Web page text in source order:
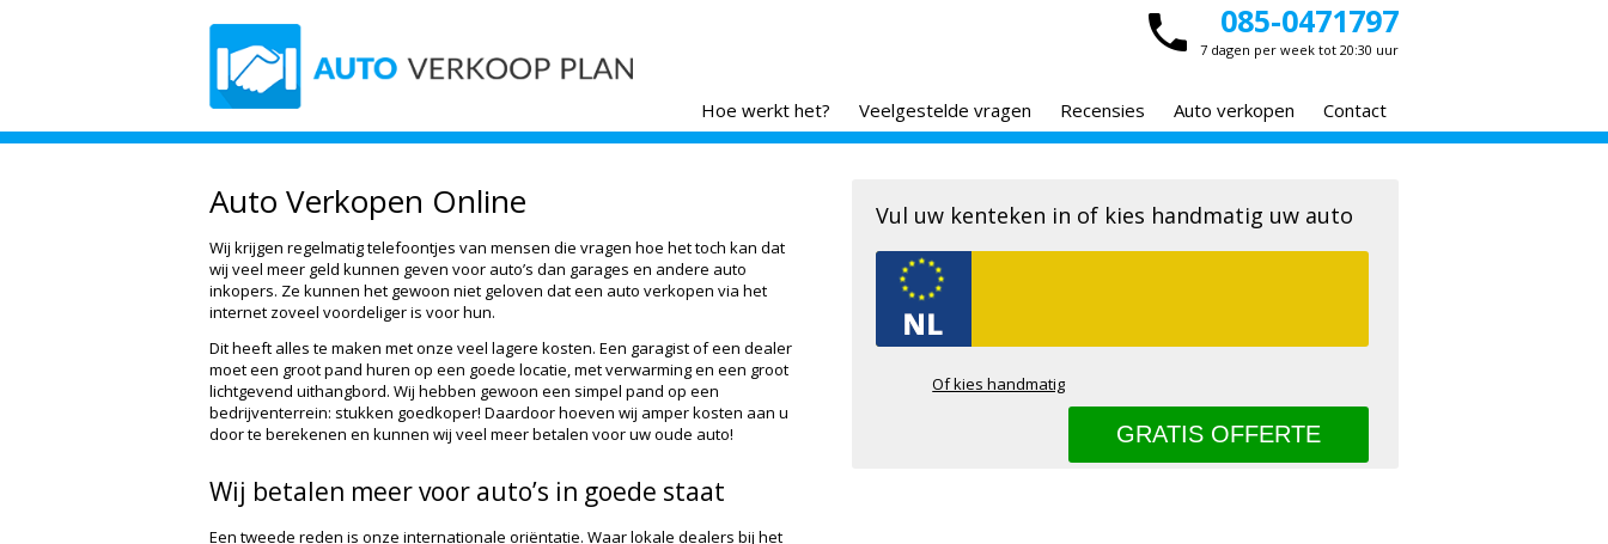
085-0471797
7 dagen per week tot 20:30 uur
Hoe werkt het? Veelgestelde vragen Recensies Auto verkopen Contact
Auto Verkopen Online
Wij krijgen regelmatig telefoontjes van mensen die vragen hoe het toch kan dat
wij veel meer geld kunnen geven voor auto’s dan garages en andere auto
inkopers. Ze kunnen het gewoon niet geloven dat een auto verkopen via het
internet zoveel voordeliger is voor hun.
Dit heeft alles te maken met onze veel lagere kosten. Een garagist of een dealer
moet een groot pand huren op een goede locatie, met verwarming en een groot
lichtgevend uithangbord. Wij hebben gewoon een simpel pand op een
bedrijventerrein: stukken goedkoper! Daardoor hoeven wij amper kosten aan u
door te berekenen en kunnen wij veel meer betalen voor uw oude auto!
Wij betalen meer voor auto’s in goede staat
Een tweede reden is onze internationale oriëntatie. Waar lokale dealers bij het
Vul uw kenteken in of kies handmatig uw auto
Of kies handmatig